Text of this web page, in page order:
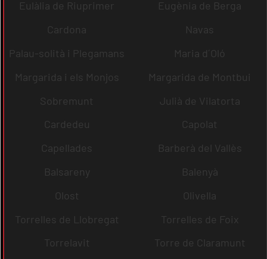
Eulàlia de Riuprimer
Eugènia de Berga
Cardona
Navas
Palau-solità i Plegamans
Maria d´Oló
Margarida i els Monjos
Margarida de Montbui
Sobremunt
Julià de Vilatorta
Cardedeu
Capolat
Capellades
Barberà del Vallès
Balsareny
Balenyà
Olost
Olivella
Torrelles de Llobregat
Torrelles de Foix
Torrelavit
Torre de Claramunt